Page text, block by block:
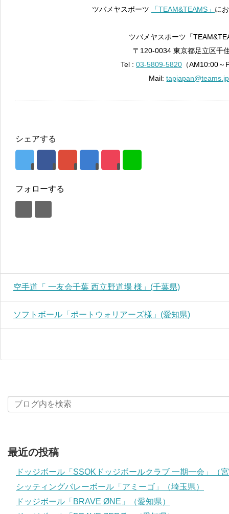
ツバメヤスポーツ
「TEAM&TEAMS」 に
ツバメヤスポーツ「
〒120-0034 東京都足立区千
Tel : 03-5809-5820 （AM10:00
Mail:tapjapan@teams.jp
シェアする
フォローする
空手道「 一友会千葉 西立野道場 様」(千葉県)
ソフトボール「ポートウォリアーズ様」(愛知県)
最近の投稿
ドッジボール「SSOKドッジボールクラブ 一期一会」（
シッティングバレーボール「アミーゴ」（埼玉県）
ドッジボール「BRAVE ØNE」（愛知県）